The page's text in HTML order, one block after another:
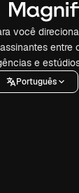
você
entre
e
Português